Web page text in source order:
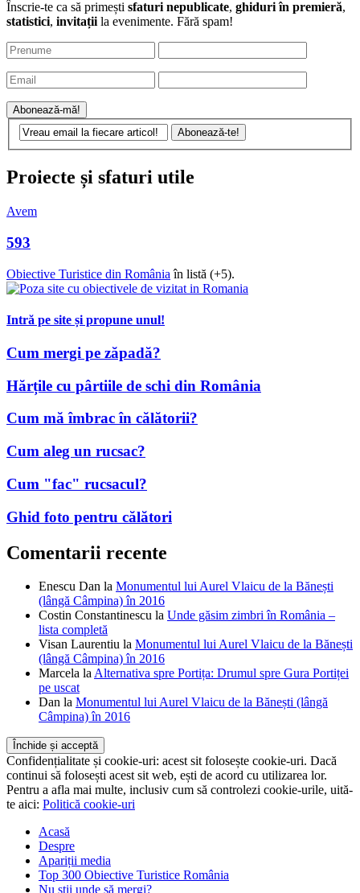
Înscrie-te ca să primești sfaturi nepublicate, ghiduri în premieră,
statistici, invitații la evenimente. Fără spam!
Proiecte și sfaturi utile
Avem
593
Obiective Turistice din România în listă (+5).
Intră pe site și propune unul!
Cum mergi pe zăpadă?
Hărțile cu pârtiile de schi din România
Cum mă îmbrac în călătorii?
Cum aleg un rucsac?
Cum "fac" rucsacul?
Ghid foto pentru călători
Comentarii recente
Enescu Dan la Monumentul lui Aurel Vlaicu de la Bănești
(lângă Câmpina) în 2016
Costin Constantinescu la Unde găsim zimbri în România –
lista completă
Visan Laurentiu la Monumentul lui Aurel Vlaicu de la Bănești
(lângă Câmpina) în 2016
Marcela laAlternativa spre Portița: Drumul spre Gura Portiței
pe uscat
Dan la Monumentul lui Aurel Vlaicu de la Bănești (lângă
Câmpina) în 2016
Confidențialitate și cookie-uri: acest sit folosește cookie-uri. Dacă
continui să folosești acest sit web, ești de acord cu utilizarea lor.
Pentru a afla mai multe, inclusiv cum să controlezi cookie-urile, uită-
te aici: Politică cookie-uri
Acasă
Despre
Apariții media
Top 300 Obiective Turistice România
Nu știi unde să mergi?